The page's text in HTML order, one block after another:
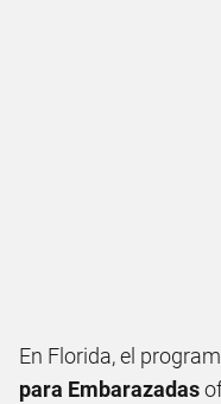
En Florida, el
para Embarazadas